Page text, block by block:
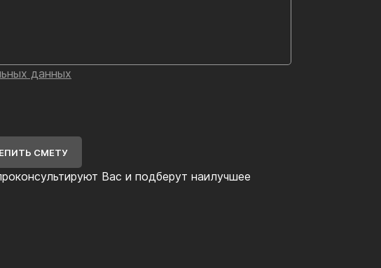
Вас и подберут наилучшее
данных
СМЕТУ